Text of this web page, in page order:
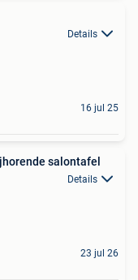
Details
16 jul 25
salontafel
Details
23 jul 26